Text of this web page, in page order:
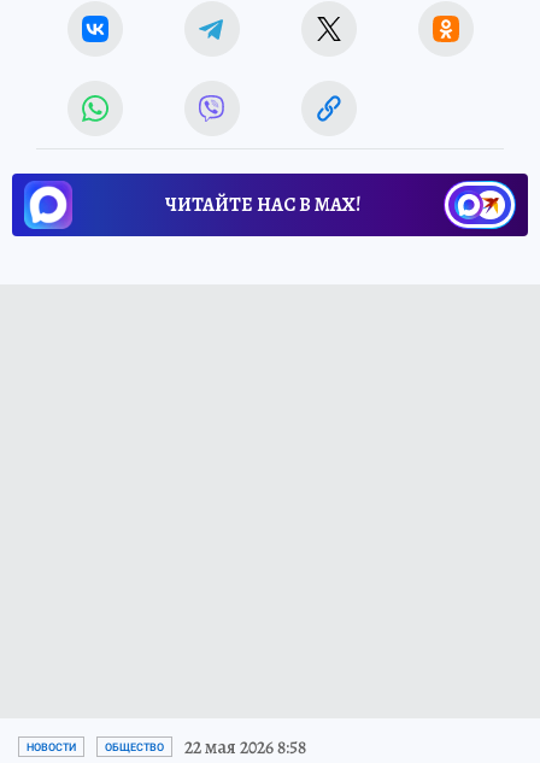
ЧИТАЙТЕ НАС В МАХ!
НОВОСТИ ОБЩЕСТВО 22 мая 2026 8:58